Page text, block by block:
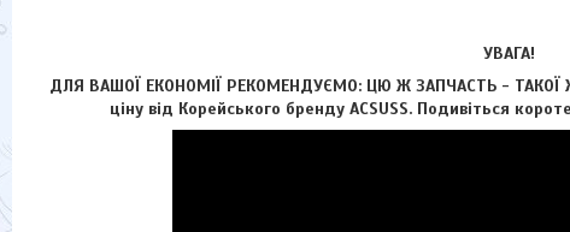
УВАГА!
ДЛЯ ВАШОЇ ЕКОНОМІЇ РЕКОМЕНДУЄМО: ЦЮ Ж ЗАПЧАСТЬ - ТАКОЇ
ціну від Корейського бренду ACSUSS. Подивіться